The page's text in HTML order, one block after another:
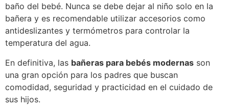
baño del bebé. Nunca se debe dejar al niño solo en la
bañera y es recomendable utilizar accesorios como
antideslizantes y termómetros para controlar la
temperatura del agua.
En definitiva, las bañeras para bebés modernas son
una gran opción para los padres que buscan
comodidad, seguridad y practicidad en el cuidado de
sus hijos.